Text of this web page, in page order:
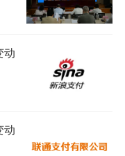
动
动